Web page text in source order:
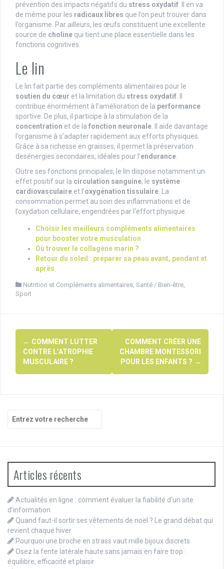
prévention des impacts négatifs du stress oxydatif . Il en va
de même pour les radicaux libres que l’on peut trouver dans
l’organisme. Par ailleurs, les œufs constituent une excellente
source de choline qui tient une place essentielle dans les
fonctions cognitives.
Le lin
Le lin fait partie des compléments alimentaires pour le
soutien du cœur et la limitation du stress oxydatif
contribue énormément à l’amélioration de la performance
sportive. De plus, il participe à la stimulation de la
concentration et de la fonction neuronale . Il aide davantage
l’organisme à s’adapter rapidement aux efforts physiques.
Grâce à sa richesse en graisses, il permet la préservation
desénergies secondaires, idéales pour l’endurance
Outre ses fonctions principales, le lin dispose notamment un
effet positif sur la circulation sanguine, le système
cardiovasculaire et l’oxygénation tissulaire . La
consommation permet au soin des inflammations et de
l’oxydation cellulaire, engendrées par l’effort physique.
Choisir les meilleurs compléments alimentaires
pour booster votre musculation
Où trouver le collagène marin ?
Retour du soleil : préparer sa peau avant, pendant et
après
Nutrition et Compléments alimentaires, Santé / Bien-être,
Sport
Navigation
d'article
← COMMENT LUTTER
CONTRE L’ATROPHIE
MUSCULAIRE ?
COMMENT CRÉER UNE
CHAMBRE MONTESSORI
POUR LES ENFANTS ? →
pour
Articles récents
Actualités en ligne : comment évaluer la fiabilité d’un site
d’information
Quand faut-il sortir ses vêtements de noël ? Le grand débat qui
revient chaque hiver
Pourquoi une broche en strass vaut mille bijoux discrets
Osez la fente latérale haute sans jamais en faire trop :
équilibre, efficacité et plaisir